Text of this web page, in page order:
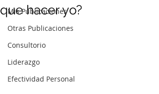
Mis Publicaciones
Otras Publicaciones
Consultorio
Liderazgo
Efectividad Personal
que hacer yo?